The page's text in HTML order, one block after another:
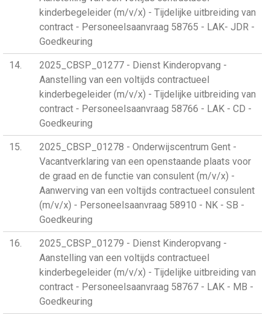
kinderbegeleider (m/v/x) - Tijdelijke uitbreiding van
contract - Personeelsaanvraag 58765 - LAK- JDR -
Goedkeuring
14
2025_CBSP_01277 - Dienst Kinderopvang -
Aanstelling van een voltijds contractueel
kinderbegeleider (m/v/x) - Tijdelijke uitbreiding van
contract - Personeelsaanvraag 58766 - LAK - CD -
Goedkeuring
15
2025_CBSP_01278 - Onderwijscentrum Gent -
Vacantverklaring van een openstaande plaats voor
de graad en de functie van consulent (m/v/x) -
Aanwerving van een voltijds contractueel consulent
(m/v/x) - Personeelsaanvraag 58910 - NK - SB -
Goedkeuring
16
2025_CBSP_01279 - Dienst Kinderopvang -
Aanstelling van een voltijds contractueel
kinderbegeleider (m/v/x) - Tijdelijke uitbreiding van
contract - Personeelsaanvraag 58767 - LAK - MB -
Goedkeuring